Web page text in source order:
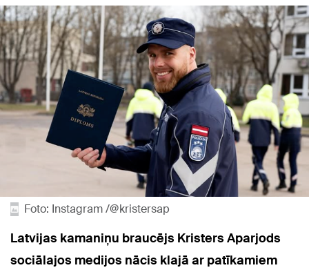
Foto: Instagram /@kristersap
Latvijas kamaniņu braucējs Kristers Aparjods
sociālajos medijos nācis klajā ar patīkamiem